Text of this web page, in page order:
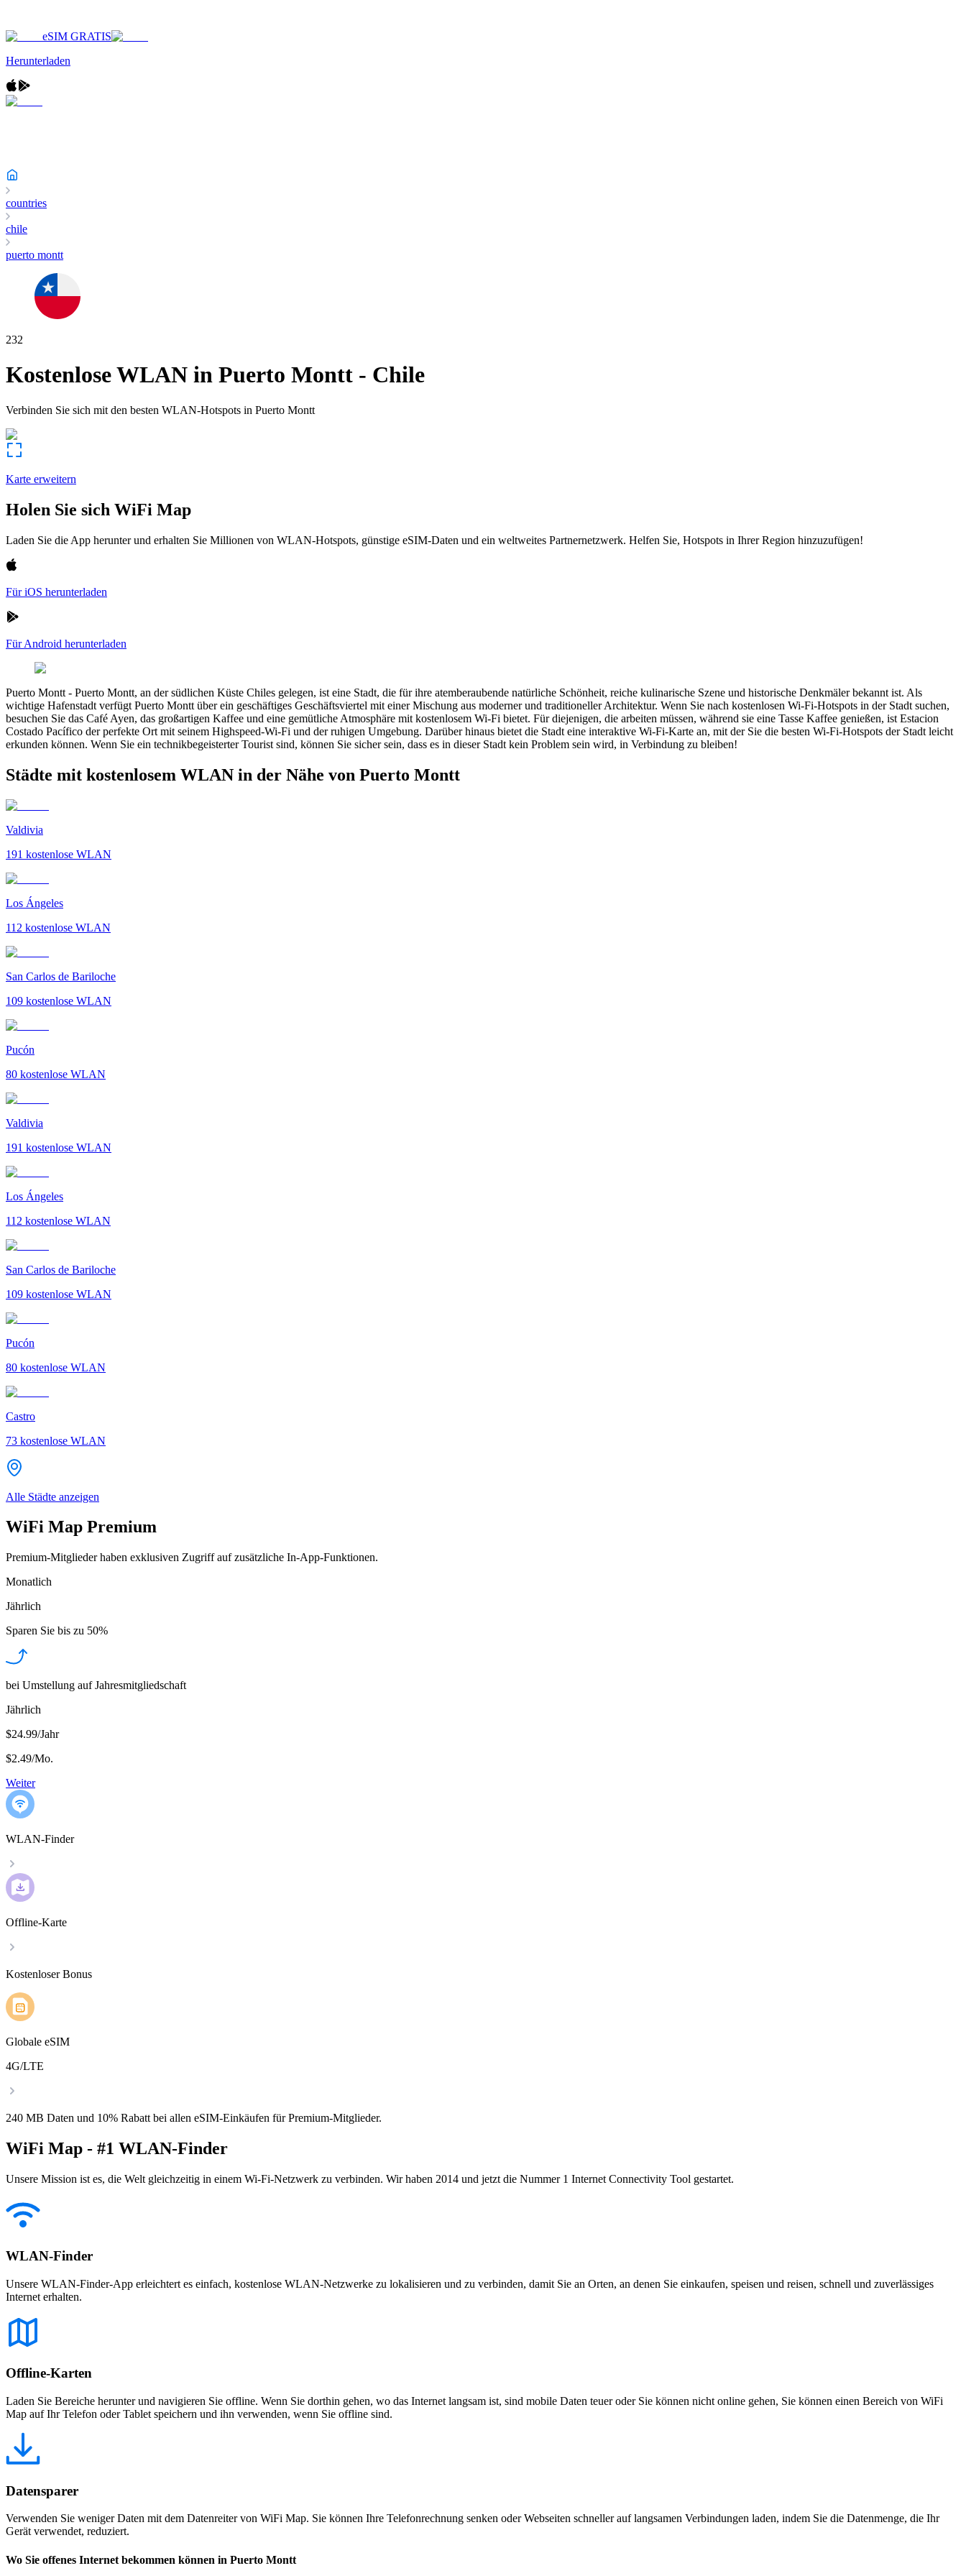
eSIM GRATIS
Herunterladen
countries
chile
puerto montt
232
Kostenlose WLAN in Puerto Montt - Chile
Verbinden Sie sich mit den besten WLAN-Hotspots in Puerto Montt
Karte erweitern
Holen Sie sich WiFi Map
Laden Sie die App herunter und erhalten Sie Millionen von WLAN-Hotspots, günstige eSIM-Daten und ein weltweites Partnernetzwerk. Helfen Sie, Hotspots in Ihrer Region hinzuzufügen!
Für iOS herunterladen
Für Android herunterladen
Puerto Montt - Puerto Montt, an der südlichen Küste Chiles gelegen, ist eine Stadt, die für ihre atemberaubende natürliche Schönheit, reiche kulinarische Szene und historische Denkmäler bekannt ist. Als
wichtige Hafenstadt verfügt Puerto Montt über ein geschäftiges Geschäftsviertel mit einer Mischung aus moderner und traditioneller Architektur. Wenn Sie nach kostenlosen Wi-Fi-Hotspots in der Stadt suchen,
besuchen Sie das Café Ayen, das großartigen Kaffee und eine gemütliche Atmosphäre mit kostenlosem Wi-Fi bietet. Für diejenigen, die arbeiten müssen, während sie eine Tasse Kaffee genießen, ist Estacion
Costado Pacífico der perfekte Ort mit seinem Highspeed-Wi-Fi und der ruhigen Umgebung. Darüber hinaus bietet die Stadt eine interaktive Wi-Fi-Karte an, mit der Sie die besten Wi-Fi-Hotspots der Stadt leicht
erkunden können. Wenn Sie ein technikbegeisterter Tourist sind, können Sie sicher sein, dass es in dieser Stadt kein Problem sein wird, in Verbindung zu bleiben!
Städte mit kostenlosem WLAN in der Nähe von Puerto Montt
Valdivia
191 kostenlose WLAN
Los Ángeles
112 kostenlose WLAN
San Carlos de Bariloche
109 kostenlose WLAN
Pucón
80 kostenlose WLAN
Valdivia
191 kostenlose WLAN
Los Ángeles
112 kostenlose WLAN
San Carlos de Bariloche
109 kostenlose WLAN
Pucón
80 kostenlose WLAN
Castro
73 kostenlose WLAN
Alle Städte anzeigen
WiFi Map Premium
Premium-Mitglieder haben exklusiven Zugriff auf zusätzliche In-App-Funktionen.
Monatlich
Jährlich
Sparen Sie bis zu 50%
bei Umstellung auf Jahresmitgliedschaft
Jährlich
$24.99/Jahr
$2.49/Mo.
Weiter
WLAN-Finder
Offline-Karte
Kostenloser Bonus
Globale eSIM
4G/LTE
240 MB Daten und 10% Rabatt bei allen eSIM-Einkäufen für Premium-Mitglieder.
WiFi Map - #1 WLAN-Finder
Unsere Mission ist es, die Welt gleichzeitig in einem Wi-Fi-Netzwerk zu verbinden. Wir haben 2014 und jetzt die Nummer 1 Internet Connectivity Tool gestartet.
WLAN-Finder
Unsere WLAN-Finder-App erleichtert es einfach, kostenlose WLAN-Netzwerke zu lokalisieren und zu verbinden, damit Sie an Orten, an denen Sie einkaufen, speisen und reisen, schnell und zuverlässiges
Internet erhalten.
Offline-Karten
Laden Sie Bereiche herunter und navigieren Sie offline. Wenn Sie dorthin gehen, wo das Internet langsam ist, sind mobile Daten teuer oder Sie können nicht online gehen, Sie können einen Bereich von WiFi
Map auf Ihr Telefon oder Tablet speichern und ihn verwenden, wenn Sie offline sind.
Datensparer
Verwenden Sie weniger Daten mit dem Datenreiter von WiFi Map. Sie können Ihre Telefonrechnung senken oder Webseiten schneller auf langsamen Verbindungen laden, indem Sie die Datenmenge, die Ihr
Gerät verwendet, reduziert.
Wo Sie offenes Internet bekommen können in Puerto Montt